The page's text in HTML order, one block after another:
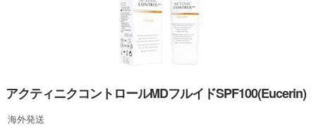
アクティニクコントロールMDフルイドSPF100(Eucerin)
海外発送